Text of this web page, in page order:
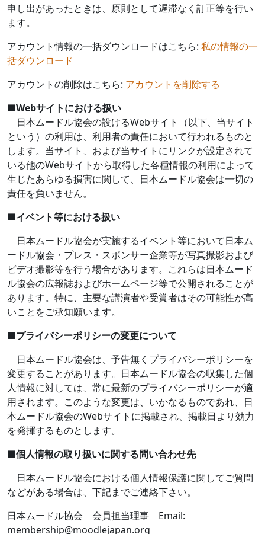
申し出があったときは、原則として遅滞なく訂正等を行い
ます。
アカウント情報の一括ダウンロードはこちら: 私の情報の一
括ダウンロード
アカウントの削除はこちら: アカウントを削除する
■Webサイトにおける扱い
日本ムードル協会の設けるWebサイト（以下、当サイト
という）の利用は、利用者の責任において行われるものと
します。当サイト、および当サイトにリンクが設定されて
いる他のWebサイトから取得した各種情報の利用によって
生じたあらゆる損害に関して、日本ムードル協会は一切の
責任を負いません。
■イベント等における扱い
日本ムードル協会が実施するイベント等において日本ム
ードル協会・プレス・スポンサー企業等が写真撮影および
ビデオ撮影等を行う場合があります。これらは日本ムード
ル協会の広報誌およびホームページ等で公開されることが
あります。特に、主要な講演者や受賞者はその可能性が高
いことをご承知願います。
■プライバシーポリシーの変更について
日本ムードル協会は、予告無くプライバシーポリシーを
変更することがあります。日本ムードル協会の収集した個
人情報に対しては、常に最新のプライバシーポリシーが適
用されます。このような変更は、いかなるものであれ、日
本ムードル協会のWebサイトに掲載され、掲載日より効力
を発揮するものとします。
■個人情報の取り扱いに関する問い合わせ先
日本ムードル協会における個人情報保護に関してご質問
などがある場合は、下記までご連絡下さい。
日本ムードル協会 会員担当理事 Email:
membership@moodlejapan.org